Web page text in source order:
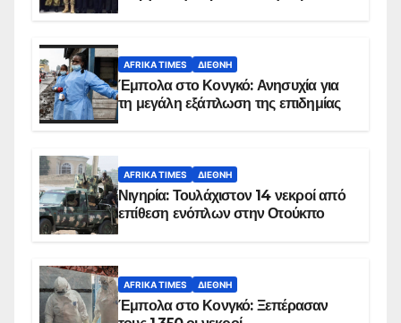
AFRIKA TIMES ΔΙΕΘΝΉ
Έμπολα στο Κονγκό: Ανησυχία για
τη μεγάλη εξάπλωση της επιδημίας
AFRIKA TIMES ΔΙΕΘΝΉ
Νιγηρία: Τουλάχιστον 14 νεκροί από
επίθεση ενόπλων στην Οτούκπο
AFRIKA TIMES ΔΙΕΘΝΉ
Έμπολα στο Κονγκό: Ξεπέρασαν